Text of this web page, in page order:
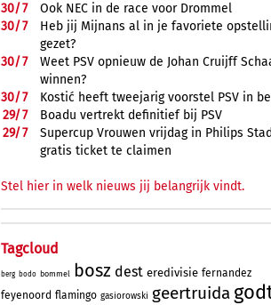
30/7
Ook NEC in de race voor Drommel
30/7
Heb jij Mijnans al in je favoriete
gezet?
30/7
Weet PSV opnieuw de Johan Cruijff
winnen?
30/7
Kostić heeft tweejarig voorstel PSV in
29/7
Boadu vertrekt definitief bij PSV
29/7
Supercup Vrouwen vrijdag in Philips
gratis ticket te claimen
Stel hier in welk nieuws jij belangrijk vindt.
Tagcloud
berg bodo bommel bosz dest eredivisie fernandez
feyenoord flamingo gasiorowski geertruida